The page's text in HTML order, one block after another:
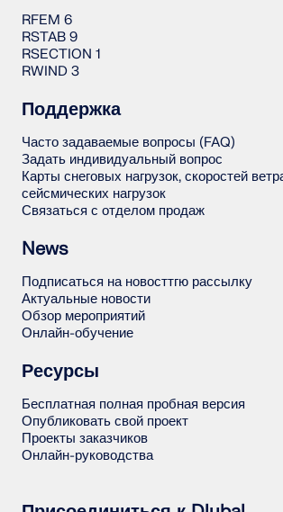
RFEM 6
RSTAB 9
RSECTION 1
RWIND 3
Поддержка
Часто задаваемые вопросы (FAQ)
Задать индивидуальный вопрос
Карты снеговых нагрузок, скоростей
сейсмических нагрузок
Связаться с отделом продаж
News
Подписаться на новосттгю рассылку
Актуальные новости
Обзор мероприятий
Онлайн-обучение
Ресурсы
Бесплатная полная пробная версия
Опубликовать свой проект
Проекты заказчиков
Онлайн-руководства